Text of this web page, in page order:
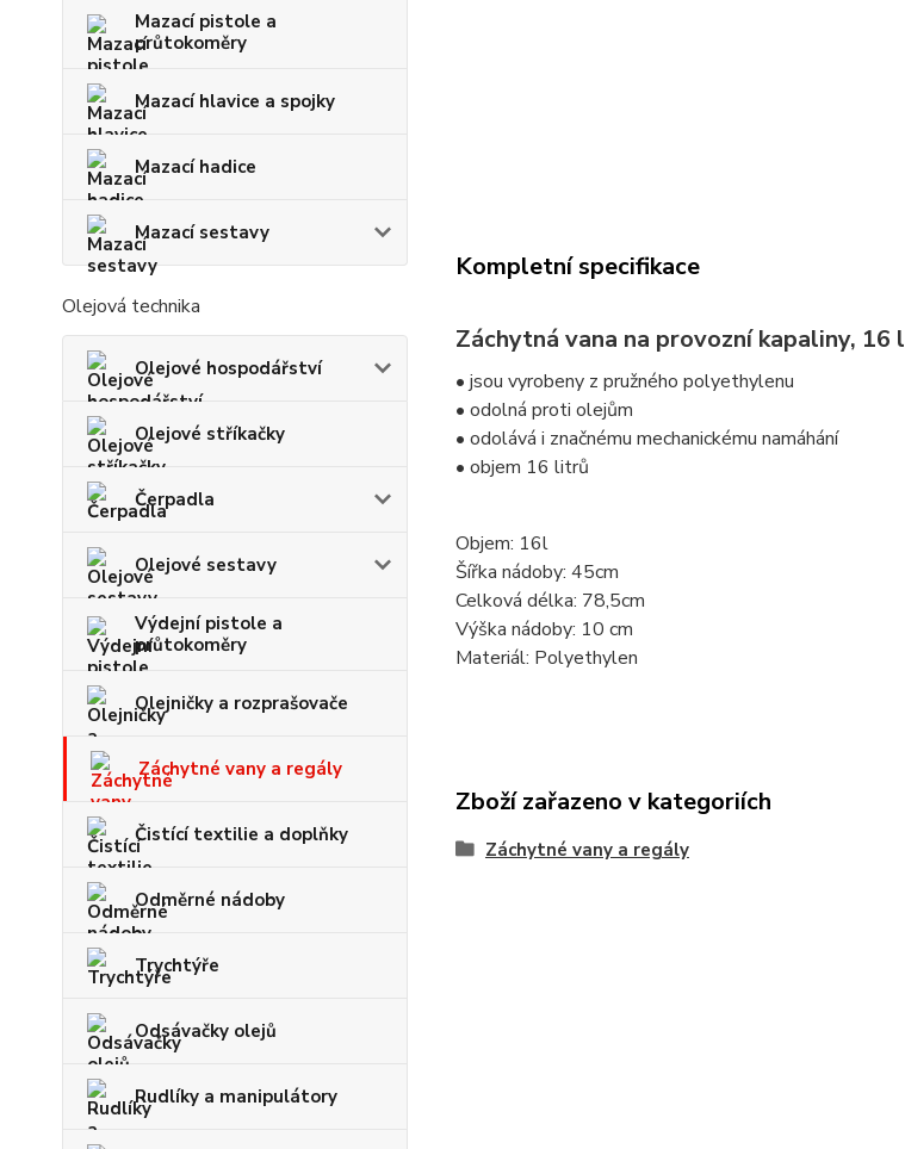
Mazací pistole a
průtokoměry
Mazací hlavice a spojky
Mazací hadice
Mazací sestavy
Olejová technika
Olejové hospodářství
Olejové stříkačky
Čerpadla
Olejové sestavy
Výdejní pistole a
průtokoměry
Olejničky a rozprašovače
Záchytné vany a regály
Čistící textilie a doplňky
Odměrné nádoby
Trychtýře
Odsávačky olejů
Rudlíky a manipulátory
Kompletní specifikace
Záchytná vana na provozní kapaliny, 16 l
• jsou vyrobeny z pružného polyethylenu
• odolná proti olejům
• odolává i značnému mechanickému namáhání
• objem 16 litrů
Objem: 16l
Šířka nádoby: 45cm
Celková délka: 78,5cm
Výška nádoby: 10 cm
Materiál: Polyethylen
Zboží zařazeno v kategoriích
Záchytné vany a regály